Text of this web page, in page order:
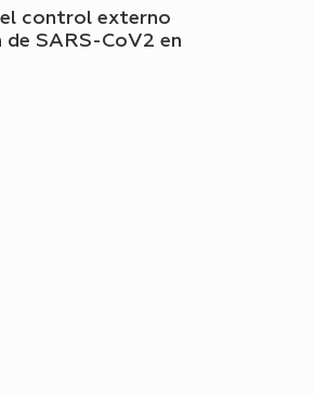
control externo
SARS-CoV2 en